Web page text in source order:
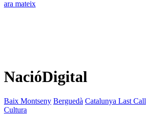
ara mateix
NacióDigital
Baix Montseny Berguedà Catalunya Last Call
Cultura